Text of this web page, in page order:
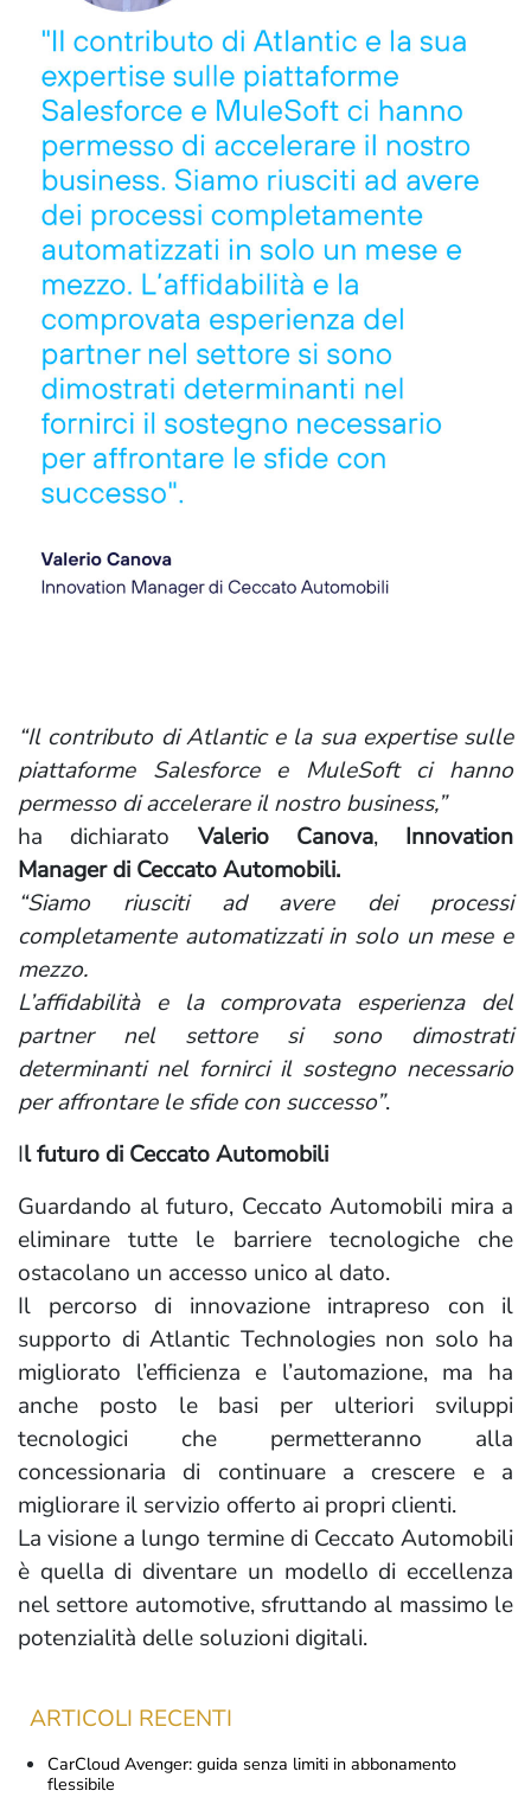
“Il contributo di Atlantic e la sua expertise sulle
piattaforme Salesforce e MuleSoft ci hanno
permesso di accelerare il nostro business,”
ha dichiarato Valerio Canova,Innovation
Manager di Ceccato Automobili.
“Siamo riusciti ad avere dei processi
completamente automatizzati in solo un mese e
mezzo.
L’affidabilità e la comprovata esperienza del
partner nel settore si sono dimostrati
determinanti nel fornirci il sostegno necessario
per affrontare le sfide con successo”.
Il futuro di Ceccato Automobili
Guardando al futuro, Ceccato Automobili mira a
eliminare tutte le barriere tecnologiche che
ostacolano un accesso unico al dato.
Il percorso di innovazione intrapreso con il
supporto di Atlantic Technologies non solo ha
migliorato l’efficienza e l’automazione, ma ha
anche posto le basi per ulteriori sviluppi
tecnologici che permetteranno alla
concessionaria di continuare a crescere e a
migliorare il servizio offerto ai propri clienti.
La visione a lungo termine di Ceccato Automobili
è quella di diventare un modello di eccellenza
nel settore automotive, sfruttando al massimo le
potenzialità delle soluzioni digitali.
ARTICOLI RECENTI
CarCloud Avenger: guida senza limiti in abbonamento
flessibile